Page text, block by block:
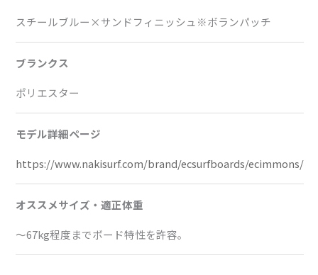
スチールブルー×サンドフィニッシュ※ボランパッチ
ブランクス
ポリエスター
モデル詳細ページ
https://www.nakisurf.com/brand/ecsurfboards/ecimmons/
オススメサイズ・適正体重
～67kg程度までボード特性を許容。